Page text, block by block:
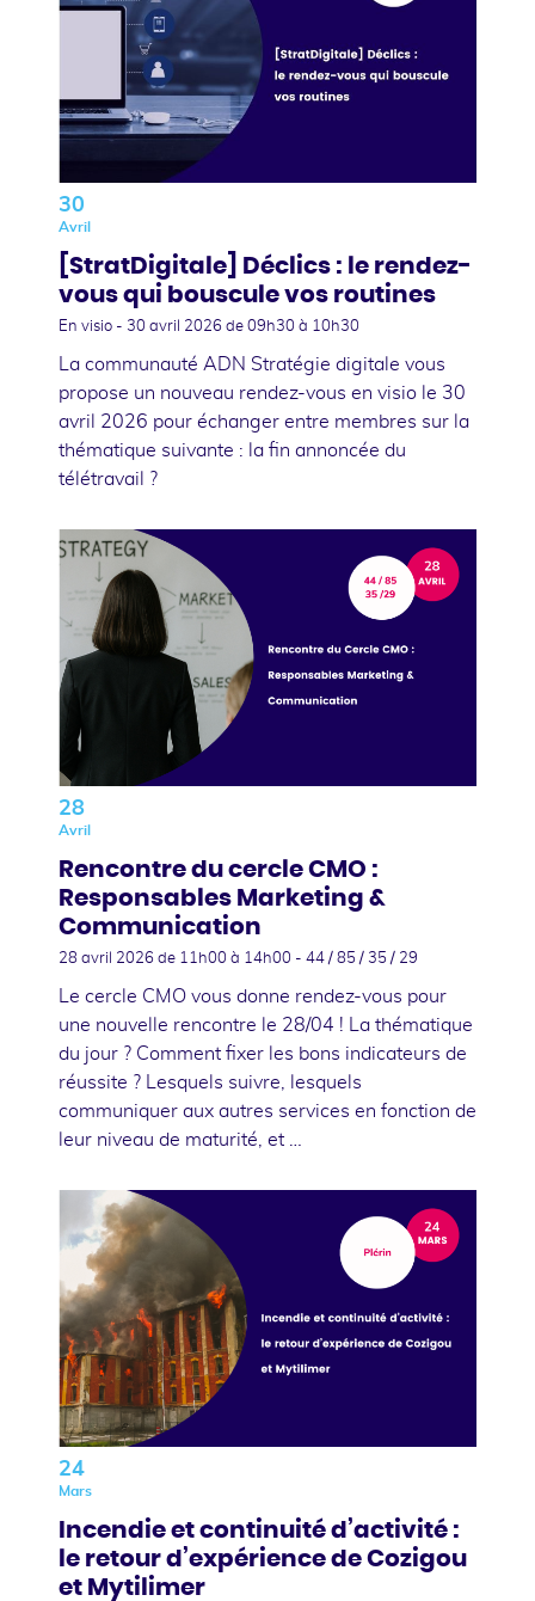
30
Avril
[StratDigitale] Déclics : le rendez-
vous qui bouscule vos routines
En visio - 30 avril 2026 de 09h30 à 10h30
La communauté ADN Stratégie digitale vous
propose un nouveau rendez-vous en visio le 30
avril 2026 pour échanger entre membres sur la
thématique suivante : la fin annoncée du
télétravail ?
28
Avril
Rencontre du cercle CMO :
Responsables Marketing &
Communication
28 avril 2026 de 11h00 à 14h00 - 44 / 85 / 35 / 29
Le cercle CMO vous donne rendez-vous pour
une nouvelle rencontre le 28/04 ! La thématique
du jour ? Comment fixer les bons indicateurs de
réussite ? Lesquels suivre, lesquels
communiquer aux autres services en fonction de
leur niveau de maturité, et …
24
Mars
Incendie et continuité d’activité :
le retour d’expérience de Cozigou
et Mytilimer